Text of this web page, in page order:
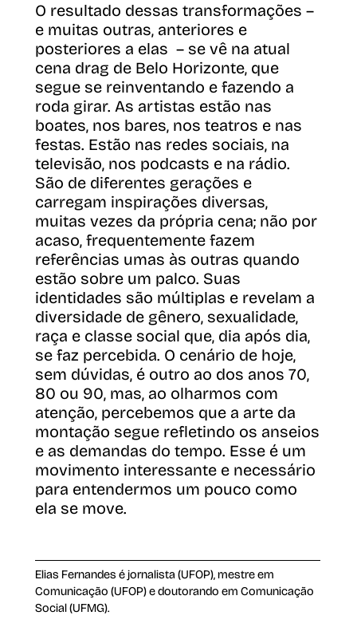
O resultado dessas transformações –
e muitas outras, anteriores e
posteriores a elas – se vê na atual
cena drag de Belo Horizonte, que
segue se reinventando e fazendo a
roda girar. As artistas estão nas
boates, nos bares, nos teatros e nas
festas. Estão nas redes sociais, na
televisão, nos podcasts e na rádio.
São de diferentes gerações e
carregam inspirações diversas,
muitas vezes da própria cena; não por
acaso, frequentemente fazem
referências umas às outras quando
estão sobre um palco. Suas
identidades são múltiplas e revelam a
diversidade de gênero, sexualidade,
raça e classe social que, dia após dia,
se faz percebida. O cenário de hoje,
sem dúvidas, é outro ao dos anos 70,
80 ou 90, mas, ao olharmos com
atenção, percebemos que a arte da
montação segue refletindo os anseios
e as demandas do tempo. Esse é um
movimento interessante e necessário
para entendermos um pouco como
ela se move.
Elias Fernandes é jornalista (UFOP), mestre em
Comunicação (UFOP) e doutorando em Comunicação
Social (UFMG).